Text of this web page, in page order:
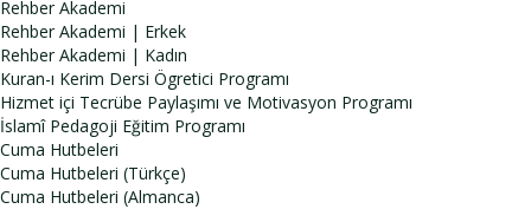
Rehber Akademi
Rehber Akademi | Erkek
Rehber Akademi | Kadın
Kuran-ı Kerim Dersi Ögretici Programı
Hizmet içi Tecrübe Paylaşımı ve Motivasyon Programı
İslamî Pedagoji Eğitim Programı
Cuma Hutbeleri
Cuma Hutbeleri (Türkçe)
Cuma Hutbeleri (Almanca)